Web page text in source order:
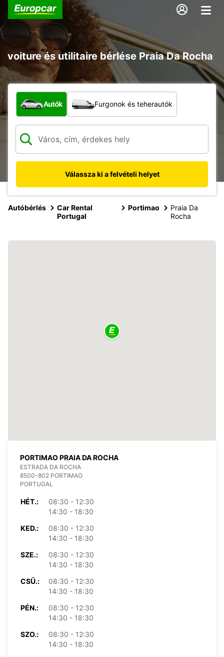
voiture és utilitaire bérlése Praia Da Rocha
Milyen típusú jármű?
Autók Furgonok és teherautók
Válassza ki a felvételi helyet
Autóbérlés
Car Rental
Portugal
Portimao
Praia Da
Rocha
PORTIMAO PRAIA DA ROCHA
ESTRADA DA ROCHA
8500-802 PORTIMAO
PORTUGAL
HÉT.:
08:30 - 12:30
14:30 - 18:30
KED.:
08:30 - 12:30
14:30 - 18:30
SZE.:
08:30 - 12:30
14:30 - 18:30
CSÜ.:
08:30 - 12:30
14:30 - 18:30
PÉN.:
08:30 - 12:30
14:30 - 18:30
SZO.:
08:30 - 12:30
14:30 - 18:30